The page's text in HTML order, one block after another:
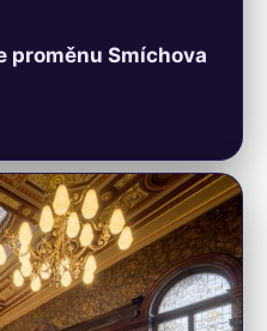
proměnu Smíchova